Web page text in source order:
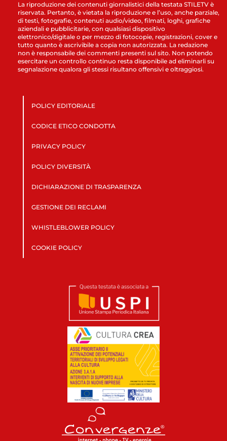
La riproduzione dei contenuti giornalistici della testata STILETV è
riservata. Pertanto, è vietata la riproduzione e l’uso, anche parziale,
di testi, fotografie, contenuti audio/video, filmati, loghi, grafiche
aziendali e pubblicitarie, con qualsiasi dispositivo
elettronico/digitale o per mezzo di fotocopie, registrazioni, cover e
tutto quanto è ascrivibile a copia non autorizzata. La redazione
non è responsabile dei commenti presenti sul sito. Non potendo
esercitare un controllo continuo resta disponibile ad eliminarli su
segnalazione qualora gli stessi risultano offensivi e oltraggiosi.
POLICY EDITORIALE
CODICE ETICO CONDOTTA
PRIVACY POLICY
POLICY DIVERSITÀ
DICHIARAZIONE DI TRASPARENZA
GESTIONE DEI RECLAMI
WHISTLEBLOWER POLICY
COOKIE POLICY